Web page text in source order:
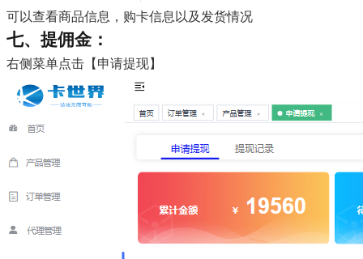
可以查看商品信息，购卡信息以及发货情况
七、提佣金：
右侧菜单点击【申请提现】